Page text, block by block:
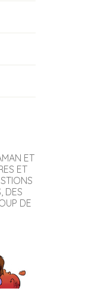
ET
ET
DES
DE